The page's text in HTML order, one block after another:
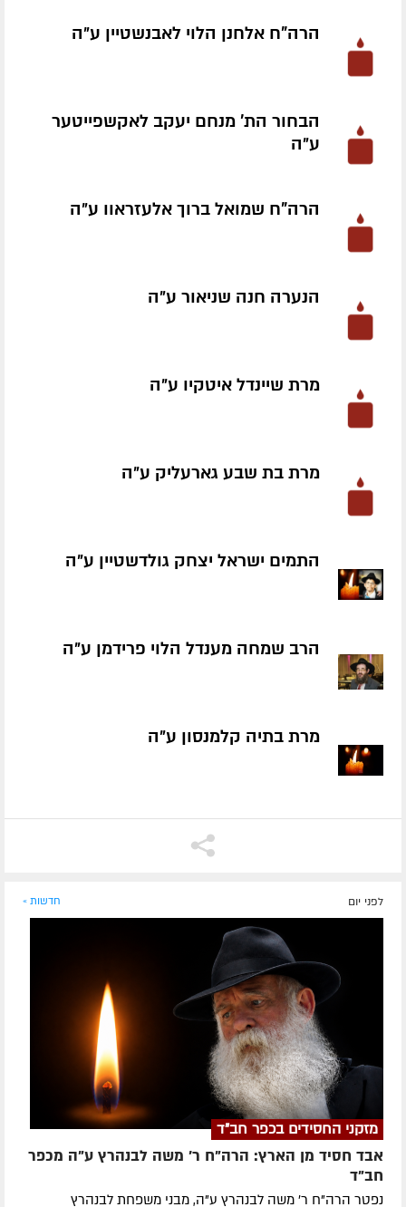
הרה"ח אלחנן הלוי לאבנשטיין ע״ה
הבחור הת' מנחם יעקב לאקשפייטער
ע״ה
הרה"ח שמואל ברוך אלעזראוו ע״ה
הנערה חנה שניאור ע״ה
מרת שיינדל איטקיו ע״ה
מרת בת שבע גארעליק ע״ה
התמים ישראל יצחק גולדשטיין ע״ה
הרב שמחה מענדל הלוי פרידמן ע״ה
מרת בתיה קלמנסון ע״ה
לפני יום חדשות »
מזקני החסידים בכפר חב"ד
אבד חסיד מן הארץ: הרה"ח ר' משה לבנהרץ ע"ה מכפר
חב"ד
נפטר הרה"ח ר' משה לבנהרץ ע"ה, מבני משפחת לבנהרץ